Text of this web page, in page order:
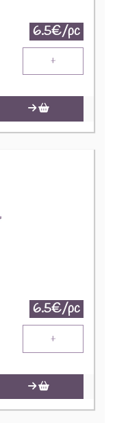
6.5€/pc
+
6.5€/pc
+